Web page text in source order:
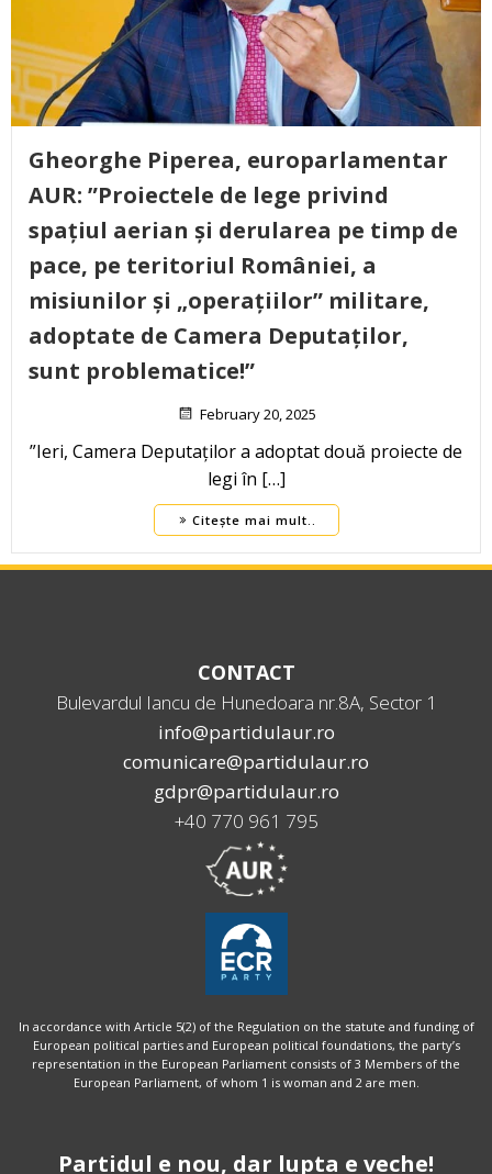
Gheorghe Piperea, europarlamentar
AUR: ”Proiectele de lege privind
spațiul aerian și derularea pe timp de
pace, pe teritoriul României, a
misiunilor și „operațiilor” militare,
adoptate de Camera Deputaților,
sunt problematice!”
February 20, 2025
”Ieri, Camera Deputaților a adoptat două proiecte de
legi în […]
Citește mai mult..
CONTACT
Bulevardul Iancu de Hunedoara nr.8A, Sector 1
info@partidulaur.ro
comunicare@partidulaur.ro
gdpr@partidulaur.ro
+40 770 961 795
In accordance with Article 5(2) of the Regulation on the statute and funding of
European political parties and European political foundations, the party’s
representation in the European Parliament consists of 3 Members of the
European Parliament, of whom 1 is woman and 2 are men.
Partidul e nou, dar lupta e veche!